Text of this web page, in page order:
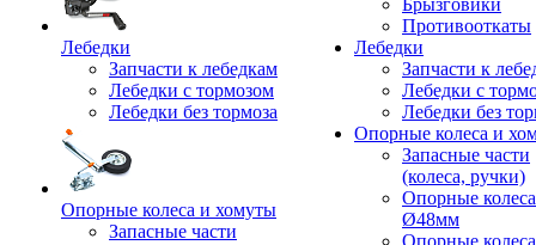
Лебедки
Запчасти к лебедкам
Лебедки с тормозом
Лебедки без тормоза
Опорные колеса и хомуты
Запасные части
Брызговики
Противооткаты
Лебедки
Запчасти к
Лебедки с
Лебедки без
Опорные колеса и
Запасные части
(колеса, ручки)
Опорные колеса
Ø48мм
Опорные колеса